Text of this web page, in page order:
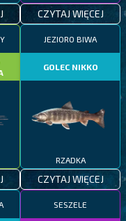
CZYTAJ WIĘCEJ
JEZIORO BIWA
GOLEC NIKKO
RZADKA
CZYTAJ WIĘCEJ
SESZELE